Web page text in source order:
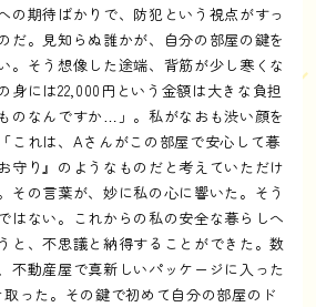
の期待ばかりで、防犯という視点がすっ
だ。見知らぬ誰かが、自分の部屋の鍵を
。そう想像した途端、背筋が少し寒くな
身には22,000円という金額は大きな負担
のなんですか…」。私がなおも渋い顔を
これは、Aさんがこの部屋で安心して暮
守り』のようなものだと考えていただけ
その言葉が、妙に私の心に響いた。そう
はない。これからの私の安全な暮らしへ
と、不思議と納得することができた。数
不動産屋で真新しいパッケージに入った
った。その鍵で初めて自分の部屋のド